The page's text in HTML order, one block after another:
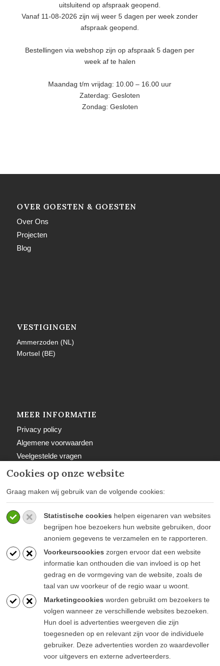
Cookies op onze website
Graag maken wij gebruik van de volgende cookies:
Statistische cookies helpen eigenaren van websites
begrijpen hoe bezoekers hun website gebruiken, door
anoniem gegevens te verzamelen en te rapporteren.
Voorkeurscookies zorgen ervoor dat een website
informatie kan onthouden die van invloed is op het
gedrag en de vormgeving van de website, zoals de
taal van uw voorkeur of de regio waar u woont.
Marketingcookies worden gebruikt om bezoekers te
volgen wanneer ze verschillende websites bezoeken.
Hun doel is advertenties weergeven die zijn
toegesneden op en relevant zijn voor de individuele
gebruiker. Deze advertenties worden zo waardevoller
voor uitgevers en externe adverteerders.
uitsluitend op afspraak geopend.
Vanaf 11-08-2026 zijn wij weer 5 dagen per week zonder
afspraak geopend.
Bestellingen via webshop zijn op afspraak 5 dagen per
week af te halen
Maandag t/m vrijdag: 10.00 – 16.00 uur
Zaterdag: Gesloten
Zondag: Gesloten
OVER GOESTEN & GOESTEN
Over Ons
Projecten
Blog
VESTIGINGEN
Ammerzoden (NL)
Mortsel (BE)
MEER INFORMATIE
Privacy policy
Algemene voorwaarden
Veelgestelde vragen
Retourbeleid
BETAALWIJZEN
BLIJF OP DE HOOGTE